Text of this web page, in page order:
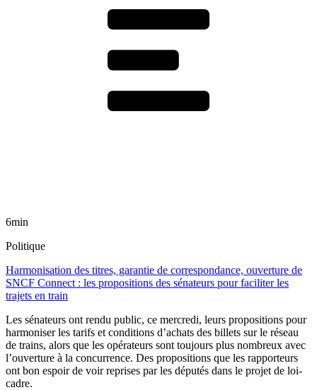
6min
Politique
Harmonisation des titres, garantie de correspondance, ouverture de
SNCF Connect : les propositions des sénateurs pour faciliter les
trajets en train
Les sénateurs ont rendu public, ce mercredi, leurs propositions pour
harmoniser les tarifs et conditions d’achats des billets sur le réseau
de trains, alors que les opérateurs sont toujours plus nombreux avec
l’ouverture à la concurrence. Des propositions que les rapporteurs
ont bon espoir de voir reprises par les députés dans le projet de loi-
cadre.